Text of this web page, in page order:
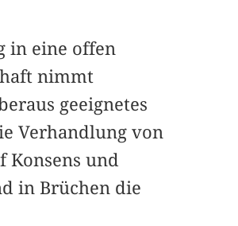
in eine offen
nimmt
geeignetes
Verhandlung von
Konsens und
in Brüchen die